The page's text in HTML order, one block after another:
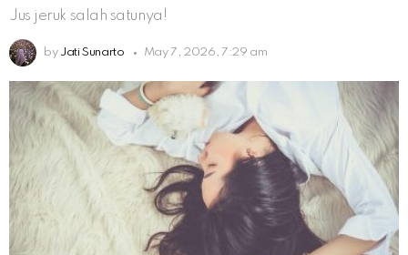
Jus jeruk salah satunya!
by Jati Sunarto May 7, 2026, 7:29 am